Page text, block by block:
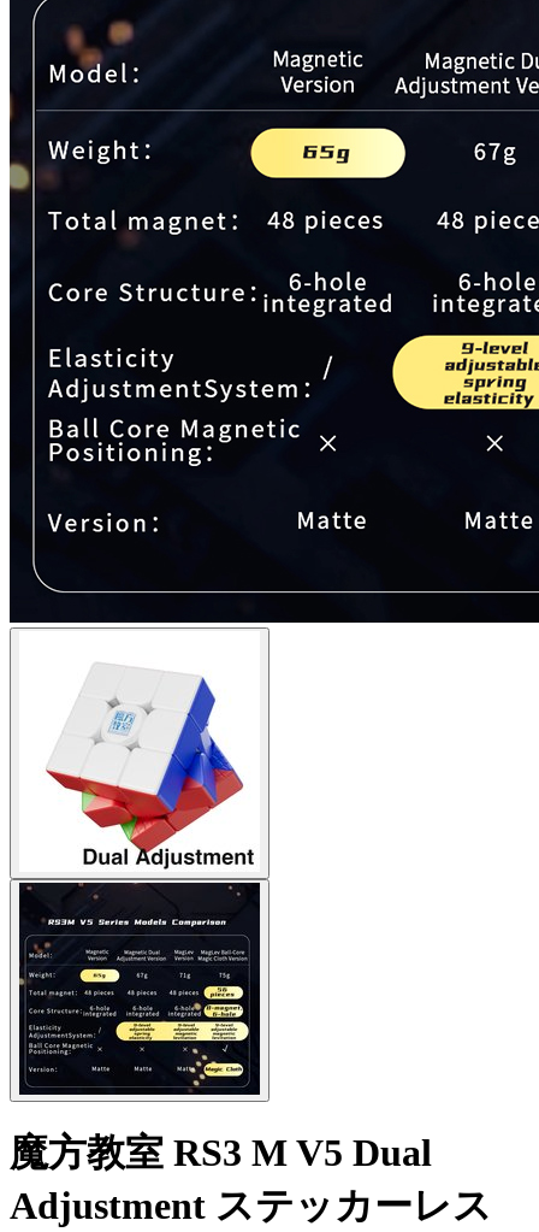
魔方教室 RS3 M V5 Dual
Adjustment ステッカーレス